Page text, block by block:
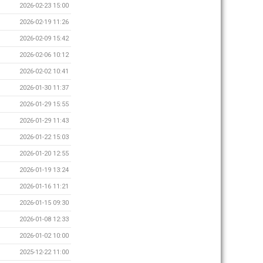
2026-02-23 15:00
2026-02-19 11:26
2026-02-09 15:42
2026-02-06 10:12
2026-02-02 10:41
2026-01-30 11:37
2026-01-29 15:55
2026-01-29 11:43
2026-01-22 15:03
2026-01-20 12:55
2026-01-19 13:24
2026-01-16 11:21
2026-01-15 09:30
2026-01-08 12:33
2026-01-02 10:00
2025-12-22 11:00